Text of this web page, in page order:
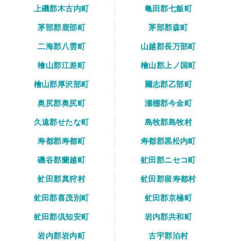
上磯郡木古内町
亀田郡七飯町
茅部郡鹿部町
茅部郡森町
二海郡八雲町
山越郡長万部町
檜山郡江差町
檜山郡上ノ国町
檜山郡厚沢部町
爾志郡乙部町
奥尻郡奥尻町
瀬棚郡今金町
久遠郡せたな町
島牧郡島牧村
寿都郡寿都町
寿都郡黒松内町
磯谷郡蘭越町
虻田郡ニセコ町
虻田郡真狩村
虻田郡留寿都村
虻田郡喜茂別町
虻田郡京極町
虻田郡倶知安町
岩内郡共和町
岩内郡岩内町
古宇郡泊村